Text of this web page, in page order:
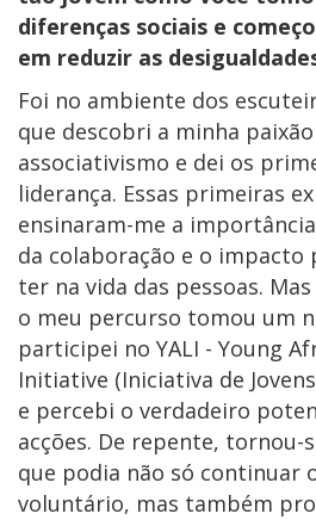
diferenças sociais e
em reduzir as
Foi no ambiente dos
que descobri a minha
associativismo e dei os
liderança. Essas primeiras
ensinaram-me a
da colaboração e o impacto
ter na vida das pessoas.
o meu percurso tomou um
participei no YALI - Young
Initiative (Iniciativa de
e percebi o verdadeiro
acções. De repente, tornou-
que podia não só continuar
voluntário, mas também